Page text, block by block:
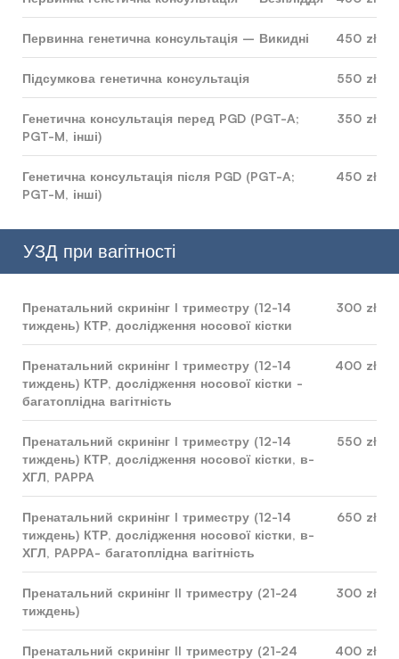
Первинна генетична консультація – Викидні 450 zł
Підсумкова генетична консультація 550 zł
Генетична консультація перед PGD (PGT-A;
PGT-M, інші)
350 zł
Генетична консультація після PGD (PGT-A;
PGT-M, інші)
450 zł
УЗД при вагітності
Пренатальний скринінг I триместру (12-14
тиждень) КТР, дослідження носової кістки
300 zł
Пренатальний скринінг I триместру (12-14
тиждень) КТР, дослідження носової кістки -
багатоплідна вагітність
400 zł
Пренатальний скринінг I триместру (12-14
тиждень) КТР, дослідження носової кістки, в-
ХГЛ, PAPPA
550 zł
Пренатальний скринінг I триместру (12-14
тиждень) КТР, дослідження носової кістки, в-
ХГЛ, PAPPA- багатоплідна вагітність
650 zł
Пренатальний скринінг II триместру (21-24
тиждень)
300 zł
Пренатальний скринінг II триместру (21-24
400 zł